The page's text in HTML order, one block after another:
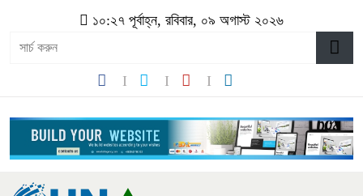
১০:২৭ পূর্বাহ্ন, রবিবার, ০৯ অগাস্ট ২০২৬